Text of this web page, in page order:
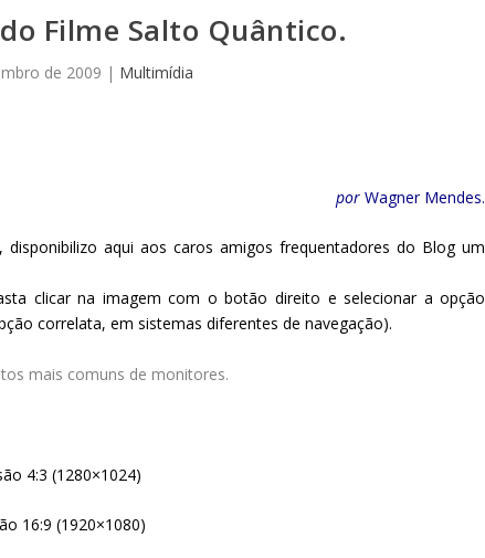
Filme Salto Quântico.
de 2009 | Multimídia
porWagner Mendes.
aqui aos caros amigos frequentadores do Blog um
clicar na imagem com o botão direito e selecionar a opção
correlata, em sistemas diferentes de navegação).
mais comuns de monitores.
4:3 (1280×1024)
16:9 (1920×1080)